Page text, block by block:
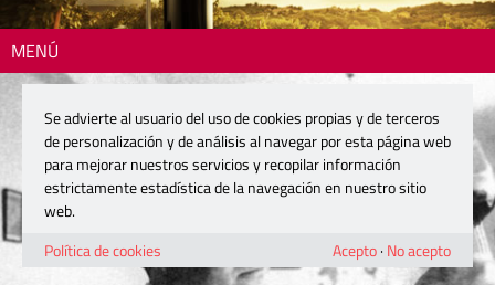
MENÚ
Se advierte al usuario del uso de cookies propias y de terceros
de personalización y de análisis al navegar por esta página web
para mejorar nuestros servicios y recopilar información
estrictamente estadística de la navegación en nuestro sitio
web.
Política de cookies
Acepto· No acepto